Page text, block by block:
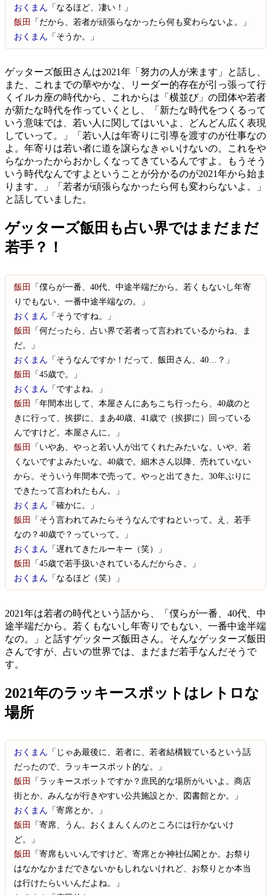
おくまん 「なるほど、凄い！」
飯田
「だから、若者が頑張らなかったら何も変わらないよ。」
おくまん 「そうか。」
ゲッターズ飯田さんは2021年「努力の人が来ます」と話し、
また、これまでの華やかな、リーダー的存在が引っ張って行
くイルカ座の時代から、これからは「横並び」の団体や若者
が新たな時代を作っていくとし、「新たな時代をつくるって
いう意味では、若い人に関してはいいよ、どんどん広く表現
していって。」「若い人は年寄りに引導を渡すのが仕事なの
よ。年寄りは若い者に道を譲らなきゃいけないの。これをや
らなかったからおかしくなってきているんですよ。もうそう
いう時代なんですよということが分かるのが2021年から始ま
ります。」「若者が頑張らなかったら何も変わらないよ。」
と話していました。
ゲッターズ飯田も占い界ではまだまだ
若手？！
飯田
「僕らが一番、40代、中途半端だから。若くもないし年寄
りでもない、一番中途半端なの。」
おくまん 「そうですね。」
飯田
「何だったら、占い界で若者って言われているからね、ま
だ。」
おくまん 「そうなんですか！だって、飯田さん、40…？」
飯田
「45歳で。」
おくまん 「ですよね。」
飯田
「年間本出して、本屋さんにあちこち行ったら、40歳のと
きに行って、挨拶に、まあ40歳、41歳で（挨拶に）回っている
んですけど。本屋さんに。」
飯田
「いやあ、やっと若い人が出てくれたみたいな。いや、若
くないですよみたいな。40歳で。細木さん以降、売れていない
から。そういう年間本で売って。やっと出てきた。30年ぶりに
できたって言われたもん。」
おくまん 「確かに。」
飯田
「そう言われてみたらそうなんですねといって。え、若手
なの？40歳で？っていって。」
おくまん 「遅れてきたルーキー（笑）」
飯田
「45歳で若手扱いされているんだからさ。」
おくまん 「なるほど（笑）」
2021年は若者の時代という話から、「僕らが一番、40代、中
途半端だから。若くもないし年寄りでもない、一番中途半端
なの。」と話すゲッターズ飯田さん。そんなゲッターズ飯田
さんですが、占いの世界では、まだまだ若手なんだそうで
す。
2021年のラッキースポットはレトロな
場所
おくまん 「じゃあ最後に、若者に、若者結構観ているという話
だったので、ラッキースポット的な。」
飯田
「ラッキースポットですか？庶民的な場所がいいよ。商店
街とか、みんなが行きやすい公共施設とか、図書館とか。」
おくまん 「寄席とか。」
飯田
「寄席、うん。おくまんくんのところには行かないけ
ど。」
飯田
「寄席もいいんですけど。寄席とか神社仏閣とか。お祭り
はなかなかまだできないかもしれないけれど、お祭りとか本当
は行けたらいいんだよね。」